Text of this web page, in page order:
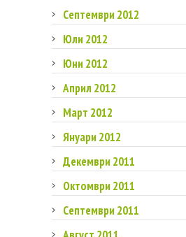
Септември 2012
Юли 2012
Юни 2012
Април 2012
Март 2012
Януари 2012
Декември 2011
Октомври 2011
Септември 2011